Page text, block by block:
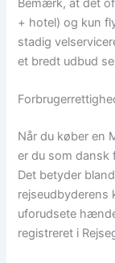
Bemærk, at det
+ hotel) og kun
stadig
et bredt udbud
Når du køber en
er du som dansk
Det betyder
rejseudbyderens
uforudsete
registreret i